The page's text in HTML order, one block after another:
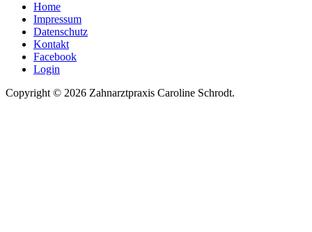
Home
Impressum
Datenschutz
Kontakt
Facebook
Login
Copyright © 2026 Zahnarztpraxis Caroline Schrodt.